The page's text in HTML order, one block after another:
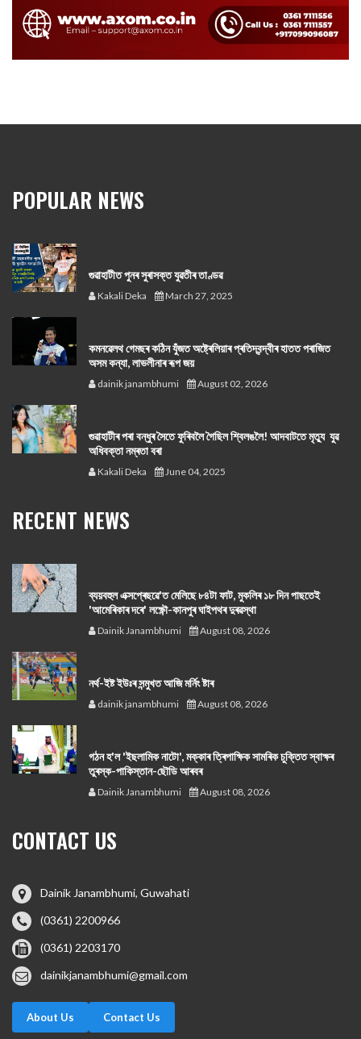
POPULAR NEWS
গুৱাহাটীত পুনৰ সুৰাসক্ত যুৱতীৰ তাণ্ডৱ
Kakali Deka March 27, 2025
কমনৱেলথ গেমছৰ কঠিন যুঁজত অষ্ট্ৰেলিয়াৰ প্ৰতিদ্বন্দ্বীৰ হাতত পৰাজিত
অসম কন্যা, লাভলীনাৰ ৰূপ জয়
dainik janambhumi August 02, 2026
গুৱাহাটীৰ পৰা বন্ধুৰ সৈতে ফুৰিবলৈ গৈছিল শ্বিলঙলৈ! আদবাটতে মৃত্যু যুৱ
অধিবক্তা নম্ৰতা বৰা
Kakali Deka June 04, 2025
RECENT NEWS
ব্যয়বহুল এক্সপ্ৰেছৱে'ত মেলিছে ৮৪টা ফাট, মুকলিৰ ১৮ দিন পাছতেই
'আমেৰিকাৰ দৰে' লক্ষ্ণৌ-কানপুৰ ঘাইপথৰ দুৰৱস্থা
Dainik Janambhumi August 08, 2026
নর্থ-ইষ্ট ইউঃৰ সন্মুখত আজি মর্নিং ষ্টাৰ
dainik janambhumi August 08, 2026
গঠন হ'ল 'ইছলামিক নাটো', মক্কাৰ ত্ৰিপাক্ষিক সামৰিক চুক্তিত স্বাক্ষৰ
তুৰস্ক-পাকিস্তান-ছৌডি আৰবৰ
Dainik Janambhumi August 08, 2026
CONTACT US
Dainik Janambhumi, Guwahati
(0361) 2200966
(0361) 2203170
dainikjanambhumi@gmail.com
About Us Contact Us